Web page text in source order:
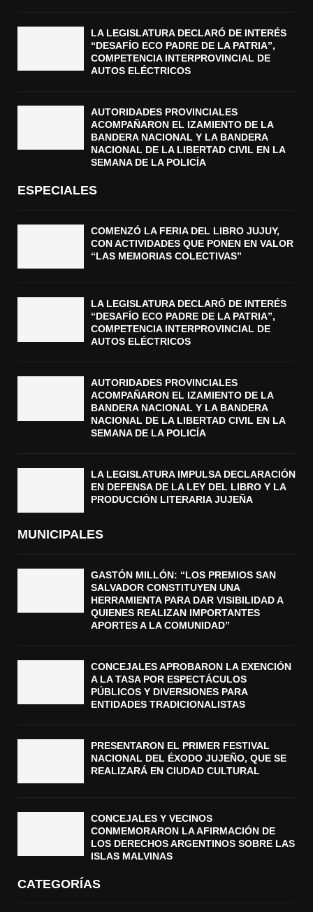
LA LEGISLATURA DECLARÓ DE INTERÉS
“DESAFÍO ECO PADRE DE LA PATRIA”,
COMPETENCIA INTERPROVINCIAL DE
AUTOS ELÉCTRICOS
AUTORIDADES PROVINCIALES
ACOMPAÑARON EL IZAMIENTO DE LA
BANDERA NACIONAL Y LA BANDERA
NACIONAL DE LA LIBERTAD CIVIL EN LA
SEMANA DE LA POLICÍA
ESPECIALES
COMENZÓ LA FERIA DEL LIBRO JUJUY,
CON ACTIVIDADES QUE PONEN EN VALOR
“LAS MEMORIAS COLECTIVAS”
LA LEGISLATURA DECLARÓ DE INTERÉS
“DESAFÍO ECO PADRE DE LA PATRIA”,
COMPETENCIA INTERPROVINCIAL DE
AUTOS ELÉCTRICOS
AUTORIDADES PROVINCIALES
ACOMPAÑARON EL IZAMIENTO DE LA
BANDERA NACIONAL Y LA BANDERA
NACIONAL DE LA LIBERTAD CIVIL EN LA
SEMANA DE LA POLICÍA
LA LEGISLATURA IMPULSA DECLARACIÓN
EN DEFENSA DE LA LEY DEL LIBRO Y LA
PRODUCCIÓN LITERARIA JUJEÑA
MUNICIPALES
GASTÓN MILLÓN: “LOS PREMIOS SAN
SALVADOR CONSTITUYEN UNA
HERRAMIENTA PARA DAR VISIBILIDAD A
QUIENES REALIZAN IMPORTANTES
APORTES A LA COMUNIDAD”
CONCEJALES APROBARON LA EXENCIÓN
A LA TASA POR ESPECTÁCULOS
PÚBLICOS Y DIVERSIONES PARA
ENTIDADES TRADICIONALISTAS
PRESENTARON EL PRIMER FESTIVAL
NACIONAL DEL ÉXODO JUJEÑO, QUE SE
REALIZARÁ EN CIUDAD CULTURAL
CONCEJALES Y VECINOS
CONMEMORARON LA AFIRMACIÓN DE
LOS DERECHOS ARGENTINOS SOBRE LAS
ISLAS MALVINAS
CATEGORÍAS